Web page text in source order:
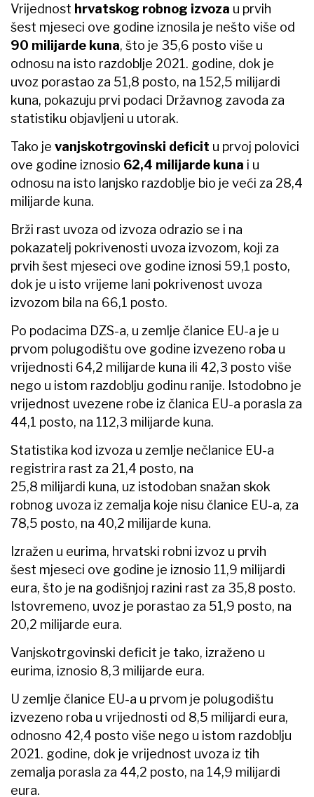
Vrijednost hrvatskog robnog izvoza u prvih
šest mjeseci ove godine iznosila je nešto više od
90 milijarde kuna, što je 35,6 posto više u
odnosu na isto razdoblje 2021. godine, dok je
uvoz porastao za 51,8 posto, na 152,5 milijardi
kuna, pokazuju prvi podaci Državnog zavoda za
statistiku objavljeni u utorak.
Tako je vanjskotrgovinski deficit u prvoj polovici
ove godine iznosio 62,4 milijarde kuna i u
odnosu na isto lanjsko razdoblje bio je veći za 28,4
milijarde kuna.
Brži rast uvoza od izvoza odrazio se i na
pokazatelj pokrivenosti uvoza izvozom, koji za
prvih šest mjeseci ove godine iznosi 59,1 posto,
dok je u isto vrijeme lani pokrivenost uvoza
izvozom bila na 66,1 posto.
Po podacima DZS-a, u zemlje članice EU-a je u
prvom polugodištu ove godine izvezeno roba u
vrijednosti 64,2 milijarde kuna ili 42,3 posto više
nego u istom razdoblju godinu ranije. Istodobno je
vrijednost uvezene robe iz članica EU-a porasla za
44,1 posto, na 112,3 milijarde kuna.
Statistika kod izvoza u zemlje nečlanice EU-a
registrira rast za 21,4 posto, na
25,8 milijardi kuna, uz istodoban snažan skok
robnog uvoza iz zemalja koje nisu članice EU-a, za
78,5 posto, na 40,2 milijarde kuna.
Izražen u eurima, hrvatski robni izvoz u prvih
šest mjeseci ove godine je iznosio 11,9 milijardi
eura, što je na godišnjoj razini rast za 35,8 posto.
Istovremeno, uvoz je porastao za 51,9 posto, na
20,2 milijarde eura.
Vanjskotrgovinski deficit je tako, izraženo u
eurima, iznosio 8,3 milijarde eura.
U zemlje članice EU-a u prvom je polugodištu
izvezeno roba u vrijednosti od 8,5 milijardi eura,
odnosno 42,4 posto više nego u istom razdoblju
2021. godine, dok je vrijednost uvoza iz tih
zemalja porasla za 44,2 posto, na 14,9 milijardi
eura.